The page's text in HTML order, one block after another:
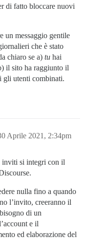
di fatto bloccare nuovi
un messaggio gentile
che è stato
chiaro se a) tu hai
il sito ha raggiunto il
gli utenti combinati.
Aprile 2021, 2:34pm
inviti si integri con il
nulla fino a quando
l’invito, creeranno il
di un
e il
ed elaborazione del